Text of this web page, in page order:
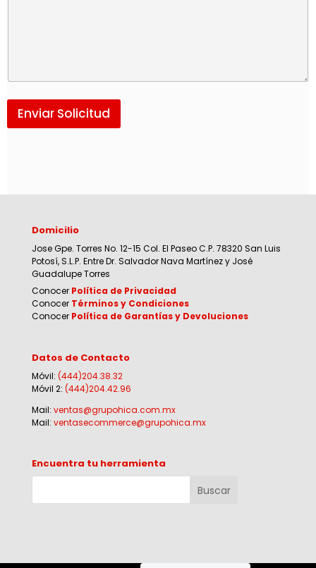
Enviar Solicitud
Domicilio
Jose Gpe. Torres No. 12-15 Col. El Paseo C.P. 78320 San Luis
Potosí, S.L.P. Entre Dr. Salvador Nava Martínez y José
Guadalupe Torres
Conocer Política de Privacidad
Conocer Términos y Condiciones
Conocer Política de Garantías y Devoluciones
Datos de Contacto
Móvil: (444)204.38.32
Móvil 2: (444)204.42.96
Mail: ventas@grupohica.com.mx
Mail: ventasecommerce@grupohica.mx
Encuentra tu herramienta